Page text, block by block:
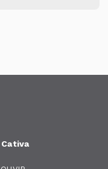
Cativa